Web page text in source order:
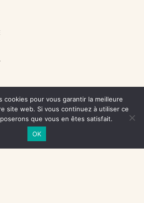
cookies pour vous garantir la meilleure
site web. Si vous continuez à utiliser ce
que vous en êtes satisfait.
OK